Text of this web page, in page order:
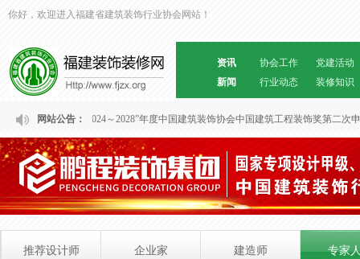
你好，欢迎进入福建省建筑装饰行业协会网站！
资讯
新闻
协会工作
党建活动
行业动态
装修知识
网站公告：
关于福建省“2024～2028”年度中国建筑装饰协会中国建筑工程装饰奖第二次
推荐设计师 企业家 建造师 专家